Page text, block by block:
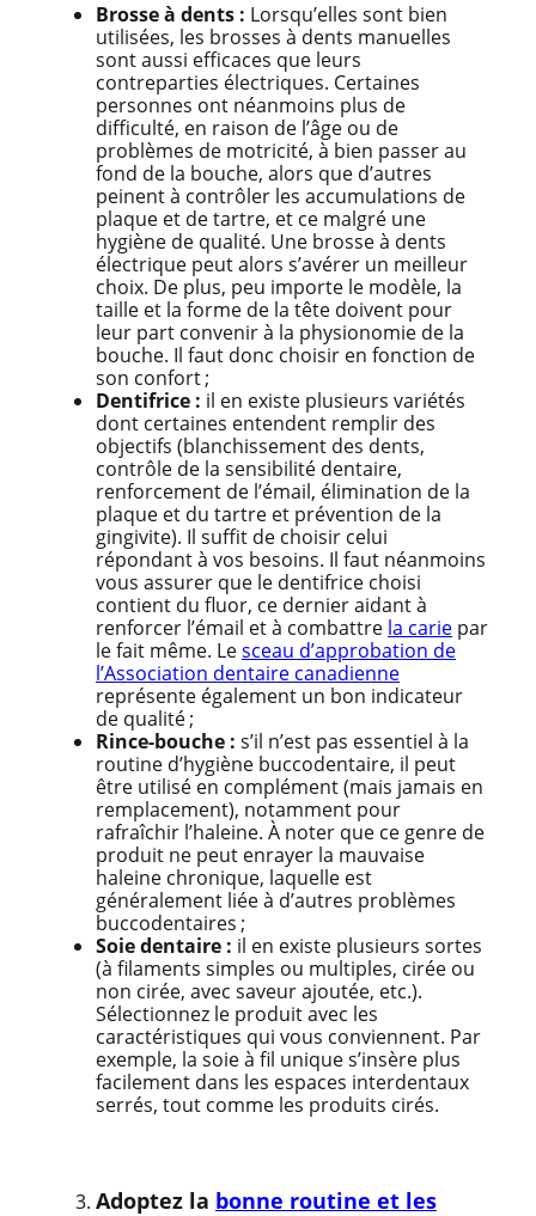
Brosse à dents : Lorsqu’elles sont bien
utilisées, les brosses à dents manuelles
sont aussi efficaces que leurs
contreparties électriques. Certaines
personnes ont néanmoins plus de
difficulté, en raison de l’âge ou de
problèmes de motricité, à bien passer au
fond de la bouche, alors que d’autres
peinent à contrôler les accumulations de
plaque et de tartre, et ce malgré une
hygiène de qualité. Une brosse à dents
électrique peut alors s’avérer un meilleur
choix. De plus, peu importe le modèle, la
taille et la forme de la tête doivent pour
leur part convenir à la physionomie de la
bouche. Il faut donc choisir en fonction de
son confort ;
Dentifrice : il en existe plusieurs variétés
dont certaines entendent remplir des
objectifs (blanchissement des dents,
contrôle de la sensibilité dentaire,
renforcement de l’émail, élimination de la
plaque et du tartre et prévention de la
gingivite). Il suffit de choisir celui
répondant à vos besoins. Il faut néanmoins
vous assurer que le dentifrice choisi
contient du fluor, ce dernier aidant à
renforcer l’émail et à combattre la carie par
le fait même. Lesceau d’approbation de
l’Association dentaire canadienne
représente également un bon indicateur
de qualité ;
Rince-bouche : s’il n’est pas essentiel à la
routine d’hygiène buccodentaire, il peut
être utilisé en complément (mais jamais en
remplacement), notamment pour
rafraîchir l’haleine. À noter que ce genre de
produit ne peut enrayer la mauvaise
haleine chronique, laquelle est
généralement liée à d’autres problèmes
buccodentaires ;
Soie dentaire : il en existe plusieurs sortes
(à filaments simples ou multiples, cirée ou
non cirée, avec saveur ajoutée, etc.).
Sélectionnez le produit avec les
caractéristiques qui vous conviennent. Par
exemple, la soie à fil unique s’insère plus
facilement dans les espaces interdentaux
serrés, tout comme les produits cirés.
Adoptez la bonne routine et les